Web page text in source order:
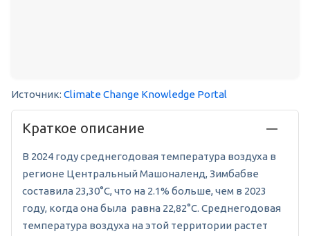
Источник: Climate Change Knowledge Portal
Краткое описание
В 2024 году среднегодовая температура воздуха в
регионе Центральный Машоналенд, Зимбабве
составила 23,30°C, что на 2.1% больше, чем в 2023
году, когда она была равна 22,82°C. Среднегодовая
температура воздуха на этой территории растет